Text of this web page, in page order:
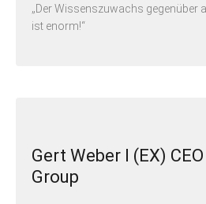
„Der Wissenszuwachs gegenüber
ist enorm!“
Gert Weber I (EX)
Group